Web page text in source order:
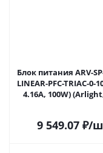
Блок питания ARV-
LINEAR-PFC-TRIAC-0-
4.16A, 100W)
9 549.07₽/